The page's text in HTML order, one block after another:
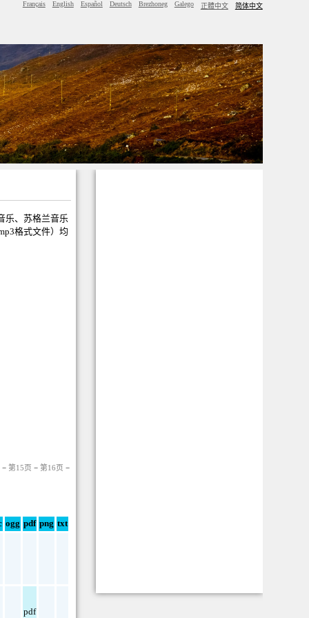
Français English Español Deutsch Brezhoneg Galego 正體中文 简体中文
乐、苏格兰音乐
格式文件）均
− 第15页 − 第16页 −
ogg pdf png txt
pdf